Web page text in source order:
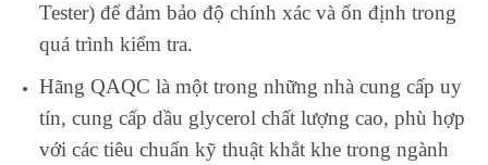
Tester) để đảm bảo độ chính xác và ổn định trong
quá trình kiểm tra.
Hãng QAQC là một trong những nhà cung cấp uy
tín, cung cấp dầu glycerol chất lượng cao, phù hợp
với các tiêu chuẩn kỹ thuật khắt khe trong ngành